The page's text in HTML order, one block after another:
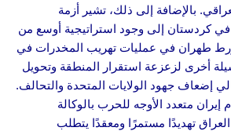
بالإضافة إلى ذلك، تشير أزمة
كردستان إلى وجود استراتيجية أوسع من
طهران في عمليات تهريب المخدرات في
أخرى لزعزعة استقرار المنطقة وتحويل
إضعاف جهود الولايات المتحدة والتحالف.
إيران متعدد الأوجه للحرب بالوكالة
تهديدًا مستمرًا ومعقدًا يتطلب